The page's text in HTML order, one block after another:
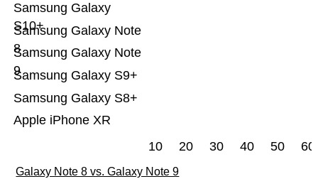
Apple iPhone XR
Samsung Galaxy S8+
Samsung Galaxy S9+
Samsung Galaxy Note
9
Samsung Galaxy Note
8
Samsung Galaxy
S10+
10 20 30 40 50 60
Galaxy Note 8 vs. Galaxy Note 9